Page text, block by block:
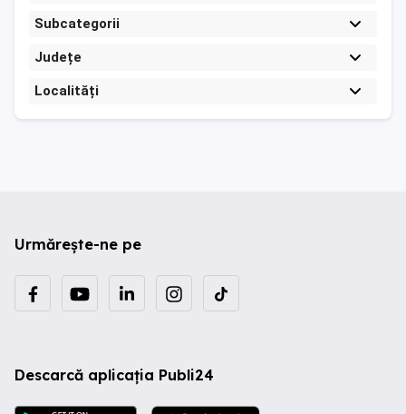
Subcategorii
Județe
Localități
Urmărește-ne pe
Descarcă aplicația Publi24